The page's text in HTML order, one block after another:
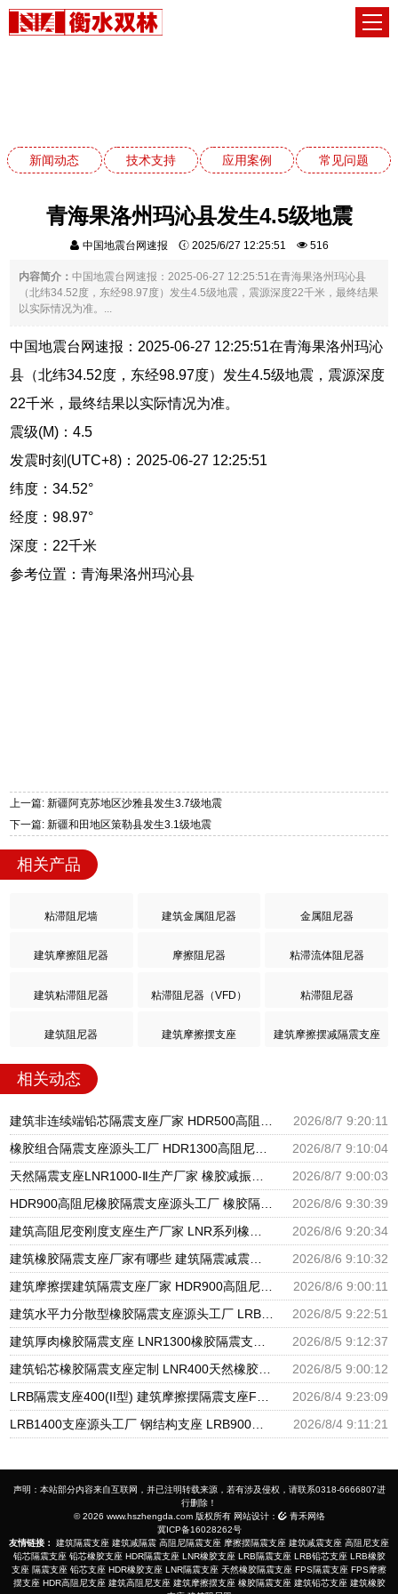
新闻动态 技术支持 应用案例 常见问题
青海果洛州玛沁县发生4.5级地震
中国地震台网速报 2025/6/27 12:25:51 516
内容简介：中国地震台网速报：2025-06-27 12:25:51在青海果洛州玛沁县
（北纬34.52度，东经98.97度）发生4.5级地震，震源深度22千米，最终结果
以实际情况为准。...
中国地震台网速报：2025-06-27 12:25:51在青海果洛州玛沁
县（北纬34.52度，东经98.97度）发生4.5级地震，震源深度
22千米，最终结果以实际情况为准。
震级(M)：4.5
发震时刻(UTC+8)：2025-06-27 12:25:51
纬度：34.52°
经度：98.97°
深度：22千米
参考位置：青海果洛州玛沁县
上一篇: 新疆阿克苏地区沙雅县发生3.7级地震
下一篇: 新疆和田地区策勒县发生3.1级地震
相关产品
粘滞阻尼墙 建筑金属阻尼器 金属阻尼器
建筑摩擦阻尼器 摩擦阻尼器 粘滞流体阻尼器
建筑粘滞阻尼器 粘滞阻尼器（VFD） 粘滞阻尼器
建筑阻尼器 建筑摩擦摆支座 建筑摩擦摆减隔震支座
相关动态
建筑非连续端铅芯隔震支座厂家 HDR500高阻尼橡胶支座多少钱 建筑橡胶隔震支座LNRLRB源头工厂
2026/8/7 9:20:11
橡胶组合隔震支座源头工厂 HDR1300高阻尼支座 天然橡胶隔震支座厂家直销
2026/8/7 9:10:04
天然隔震支座LNR1000-Ⅱ生产厂家 橡胶减振支座厂家 HDR600隔震支座厂家
2026/8/7 9:00:03
HDR900高阻尼橡胶隔震支座源头工厂 橡胶隔震支座商家生产厂家 LRB支座厂家
2026/8/6 9:30:39
建筑高阻尼变刚度支座生产厂家 LNR系列橡胶隔震支座源头工厂 HDR900高阻尼隔震支座
2026/8/6 9:20:34
建筑橡胶隔震支座厂家有哪些 建筑隔震减震隔震支座源头工厂 LNR1300天然隔震支座生产厂家
2026/8/6 9:10:32
建筑摩擦摆建筑隔震支座厂家 HDR900高阻尼橡胶支座多少钱 橡胶隔震支座供应商源头工厂
2026/8/6 9:00:11
建筑水平力分散型橡胶隔震支座源头工厂 LRB隔震支座 隔震支座LRB1200厂家
2026/8/5 9:22:51
建筑厚肉橡胶隔震支座 LNR1300橡胶隔震支座 建筑分散力型橡胶隔震支座源头工厂
2026/8/5 9:12:37
建筑铅芯橡胶隔震支座定制 LNR400天然橡胶隔震支座厂家电话 LRB橡胶隔震支座1100厂家
2026/8/5 9:00:12
LRB隔震支座400(II型) 建筑摩擦摆隔震支座FPS3A厂家 600的隔震支座
2026/8/4 9:23:09
LRB1400支座源头工厂 钢结构支座 LRB900铅芯橡胶隔震支座源头工厂
2026/8/4 9:11:21
声明：本站部分内容来自互联网，并已注明转载来源，若有涉及侵权，请联系0318-6666807进
行删除！
© 2026 www.hszhengda.com 版权所有 网站设计：
青禾网络
冀ICP备16028262号
友情链接：
建筑隔震支座 建筑减隔震 高阻尼隔震支座 摩擦摆隔震支座 建筑减震支座 高阻尼支座
铅芯隔震支座 铅芯橡胶支座 HDR隔震支座 LNR橡胶支座 LRB隔震支座 LRB铅芯支座 LRB橡胶
支座 隔震支座 铅芯支座 HDR橡胶支座 LNR隔震支座 天然橡胶隔震支座 FPS隔震支座 FPS摩擦
摆支座 HDR高阻尼支座 建筑高阻尼支座 建筑摩擦摆支座 橡胶隔震支座 建筑铅芯支座 建筑橡胶